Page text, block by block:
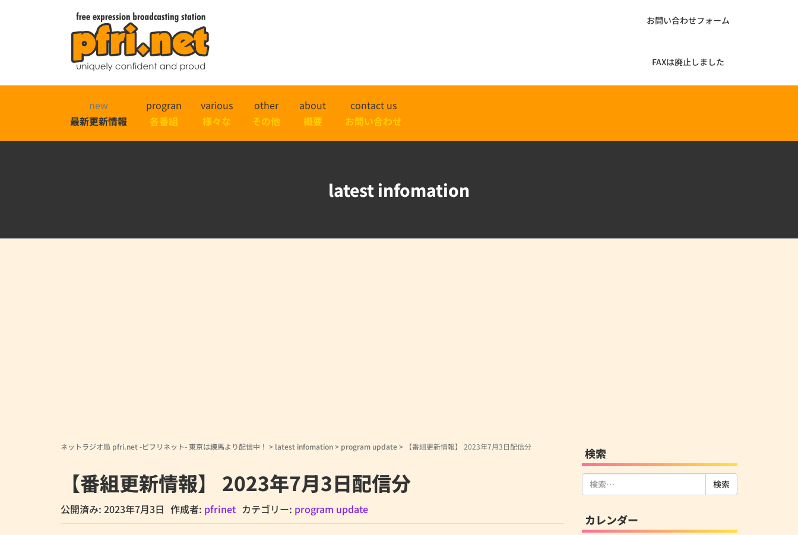
お問い合わせフォーム
FAXは廃止しました
new
最新更新情報
progran
各番組
various
様々な
other
その他
about
概要
contact us
お問い合わせ
latest infomation
ネットラジオ局 pfri.net -ピフリネット- 東京は練馬より配信中！ > latest infomation> program update> 【番組更新情報】 2023年7月3日配信分
【番組更新情報】 2023年7月3日配信分
公開済み: 2023年7月3日 作成者: pfrinet カテゴリー: program update
検索
検
索:
カレンダー